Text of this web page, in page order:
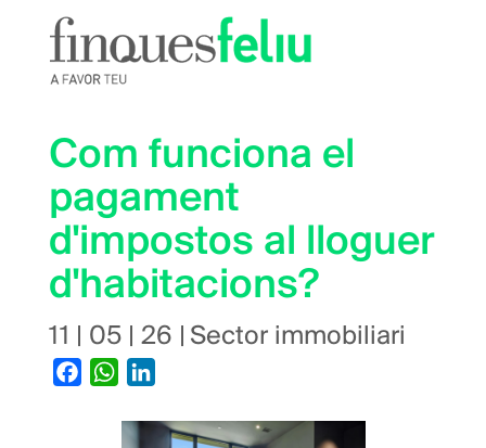
Vés
al
Com funciona el
pagament
d'impostos al lloguer
d'habitacions?
11 | 05 | 26 Sector immobiliari
FacebookWhatsApp